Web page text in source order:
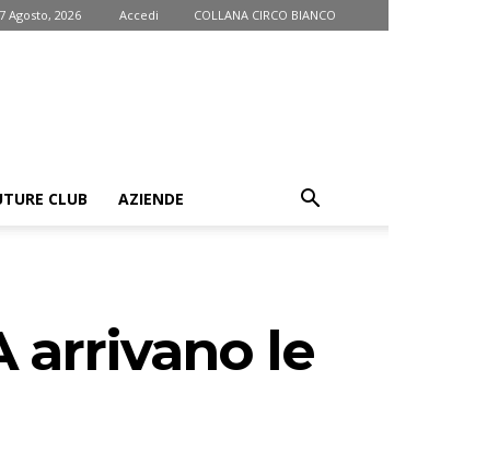
Agosto, 2026 Accedi COLLANA CIRCO BIANCO
CLUB AZIENDE
arrivano le